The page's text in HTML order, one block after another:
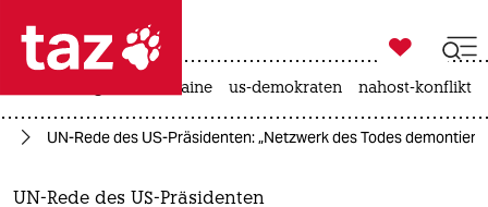
 taz zahl ich
taz zahl ich
themen

taz zahl ich
krieg in der ukraine us-demokraten nahost-konflikt
UN-Rede des US-Präsidenten: „Netzwerk des Todes
UN-Rede des US-Präsidenten